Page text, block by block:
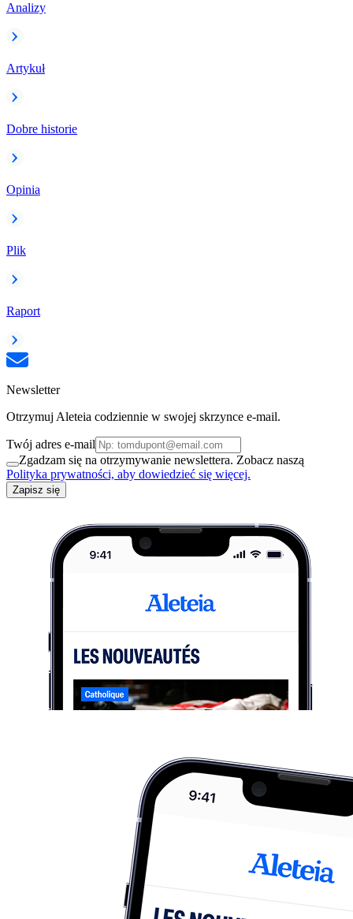
Analizy
Artykuł
Dobre historie
Opinia
Plik
Raport
Newsletter
Otrzymuj Aleteia codziennie w swojej skrzynce e-mail.
Twój adres e-mail
Zgadzam się na otrzymywanie newslettera. Zobacz naszą
Polityka prywatności, aby dowiedzieć się więcej.
Zapisz się